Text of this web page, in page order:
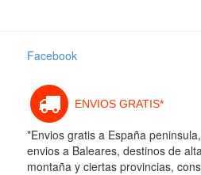
Facebook
ENVIOS GRATIS*
*Envios gratis a España
envios a Baleares, destinos de
montaña y ciertas provincias,